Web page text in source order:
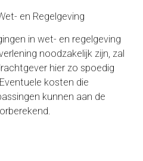
en Regelgeving
in wet- en regelgeving
noodzakelijk zijn, zal
hier zo spoedig
kosten die
kunnen aan de